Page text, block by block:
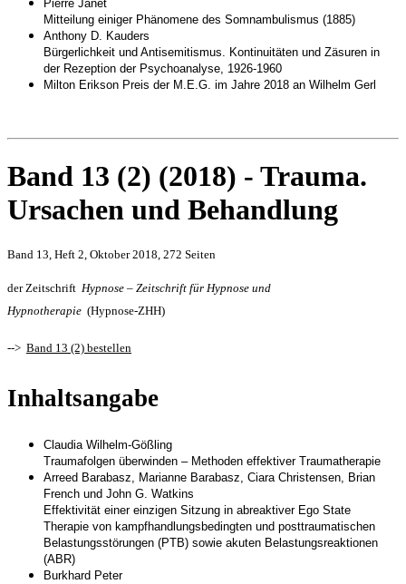
Pierre Janet
Mitteilung einiger Phänomene des Somnambulismus (1885)
Anthony D. Kauders
Bürgerlichkeit und Antisemitismus. Kontinuitäten und Zäsuren in
der Rezeption der Psychoanalyse, 1926-1960
Milton Erikson Preis der M.E.G. im Jahre 2018 an Wilhelm Gerl
Band 13 (2) (2018) - Trauma.
Ursachen und Behandlung
Band 13, Heft 2, Oktober 2018, 272 Seiten
der Zeitschrift Hypnose – Zeitschrift für Hypnose und
Hypnotherapie (Hypnose-ZHH)
--> Band 13 (2) bestellen
Inhaltsangabe
Claudia Wilhelm-Gößling
Traumafolgen überwinden – Methoden effektiver Traumatherapie
Arreed Barabasz, Marianne Barabasz, Ciara Christensen, Brian
French und John G. Watkins
Effektivität einer einzigen Sitzung in abreaktiver Ego State
Therapie von kampfhandlungsbedingten und posttraumatischen
Belastungsstörungen (PTB) sowie akuten Belastungsreaktionen
(ABR)
Burkhard Peter